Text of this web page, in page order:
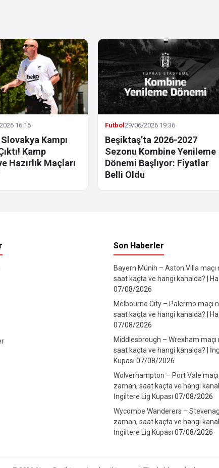
16:16
Kampı
Kamp
Hazırlık Maçları
Futbol29/06/2026 19:36
Beşiktaş’ta 2026-2027
Sezonu Kombine Yenileme
Dönemi Başlıyor: Fiyatlar
Belli Oldu
Son Haberler
Bayern Münih – Aston Villa maçı
saat kaçta ve hangi kanalda? |
07/08/2026
Melbourne City – Palermo maçı
saat kaçta ve hangi kanalda? |
07/08/2026
Middlesbrough – Wrexham maçı
saat kaçta ve hangi kanalda? |
Kupası 07/08/2026
Wolverhampton – Port Vale
zaman, saat kaçta ve hangi
İngiltere Lig Kupası 07/08/2026
Wycombe Wanderers –
zaman, saat kaçta ve hangi
İngiltere Lig Kupası 07/08/2026